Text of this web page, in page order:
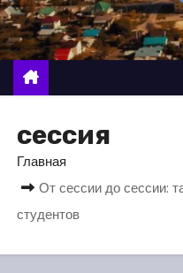
о
м
у
сессия
Главная
От сессии до сессии:
студентов